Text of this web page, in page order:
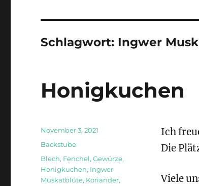
Schlagwort: Ingwer
Honigkuchen
Ich
Die
Viele
Veröffentlicht
November 3, 2021
Kategorien
Backstube
Schlagwörter
Blech, Fenchel,Gewürze,
Honigkuchen, Ingwer
Muskatblüte, Koriander,